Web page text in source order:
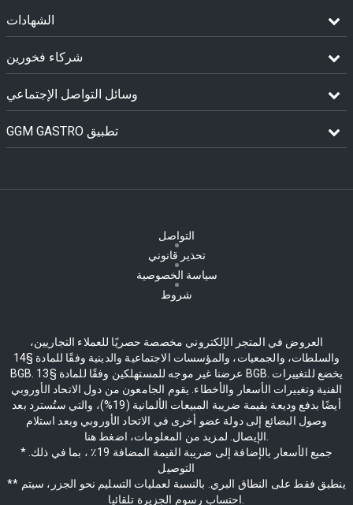
الشهادات
شركاء فخورين
وسائل التواصل الإجتماعي
GGM GASTRO تطبيق
التواصل
تحذير قانوني
سياسة الخصوصية
شروط
العروض في المتجر الإلكتروني مخصصة حصريًا للعملاء التجاريين،
والسلطات، والجمعيات، والمؤسسات الاجتماعية والدينية وفقًا للمادة §14
BGB. عرضنا غير موجه للمستهلكين وفقًا للمادة §13 BGB. يخضع للتغييرات
الفنية وتغييرات الأسعار والأخطاء. يقوم الجامعون من دول الاتحاد الأوروبي
أيضًا بدفع وديعة بقيمة ضريبة المبيعات الألمانية (19%)، والتي ستُسترد بعد
وصول البضائع إلى دولة عضو أخرى في الاتحاد الأوروبي وبعد استلام
* جميع الأسعار بالإضافة إلى ضريبة القيمة المضافة 19٪ ، بما في ذلك.
التوصيل
** ينطبق فقط على النطاق البري. بالنسبة لعمليات التسليم نحو الجزر، سيتم